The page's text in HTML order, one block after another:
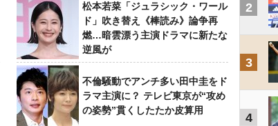
松本若菜「ジュラシック・ワール
ド」吹き替え《棒読み》論争再
燃…暗雲漂う主演ドラマに新たな
逆風が
不倫騒動でアンチ多い田中圭をド
ラマ主演に？ テレビ東京が“攻め
の姿勢”貫くしたたか皮算用
2
3
4